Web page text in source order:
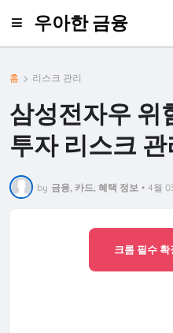
우아한 금융
홈 리스크 관리
삼성전자우 위
투자 리스크
by 금융, 카드, 혜택 정보 • 4월
크롬 필수